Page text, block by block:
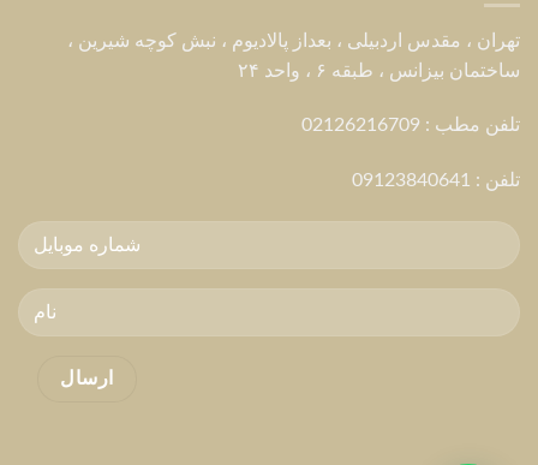
تهران ، مقدس اردبیلی ، بعداز پالادیوم ، نبش کوچه شیرین ،
ساختمان بیزانس ، طبقه ۶ ، واحد ۲۴
تلفن مطب : 02126216709
تلفن : 09123840641